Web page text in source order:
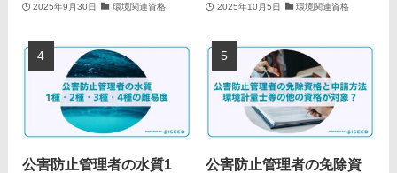
2025年9月30日 環境関連資格 2025年10月5日 環境関連資格
公害防止管理者の水質1
公害防止管理者の免除資